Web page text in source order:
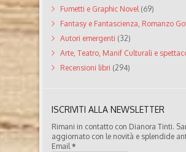
Fumetti e Graphic Novel(69)
Fantasy e Fantascienza, Romanzo
Autori emergenti (32)
Arte, Teatro, Manif Culturali e
Recensioni libri (294)
ISCRIVITI ALLA NEWSLETTER
Rimani in contatto con Dianora Tinti.
aggiornato con le novità e splendide
Email*